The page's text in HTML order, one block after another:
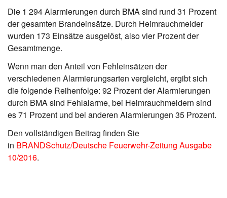
Die 1 294 Alarmierungen durch BMA sind rund 31 Prozent
der gesamten Brandeinsätze. Durch Heimrauchmelder
wurden 173 Einsätze ausgelöst, also vier Prozent der
Gesamtmenge.
Wenn man den Anteil von Fehleinsätzen der
verschiedenen Alarmierungsarten vergleicht, ergibt sich
die folgende Reihenfolge: 92 Prozent der Alarmierungen
durch BMA sind Fehlalarme, bei Heimrauchmeldern sind
es 71 Prozent und bei anderen Alarmierungen 35 Prozent.
Den vollständigen Beitrag finden Sie
in BRANDSchutz/Deutsche Feuerwehr-Zeitung Ausgabe
10/2016.